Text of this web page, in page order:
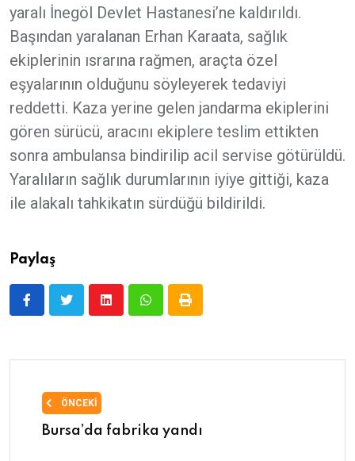
yaralı İnegöl Devlet Hastanesi’ne kaldırıldı.
Başından yaralanan Erhan Karaata, sağlık
ekiplerinin ısrarına rağmen, araçta özel
eşyalarının olduğunu söyleyerek tedaviyi
reddetti. Kaza yerine gelen jandarma ekiplerini
gören sürücü, aracını ekiplere teslim ettikten
sonra ambulansa bindirilip acil servise götürüldü.
Yaralıların sağlık durumlarının iyiye gittiği, kaza
ile alakalı tahkikatın sürdüğü bildirildi.
Paylaş
ÖNCEKI
Bursa’da fabrika yandı